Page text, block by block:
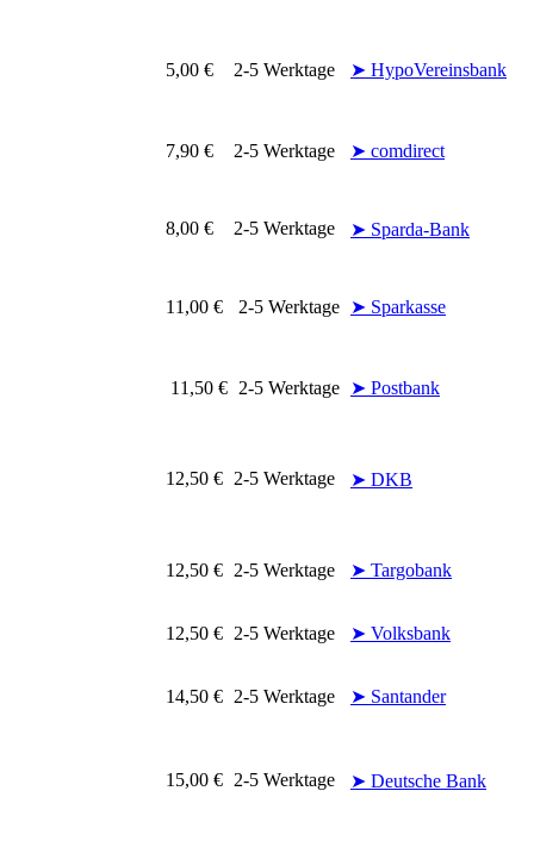
5,00 € 2-5 Werktage ➤ HypoVereinsbank
7,90 € 2-5 Werktage ➤ comdirect
8,00 € 2-5 Werktage ➤ Sparda-Bank
11,00 € 2-5 Werktage ➤ Sparkasse
11,50 € 2-5 Werktage ➤ Postbank
12,50 € 2-5 Werktage ➤ DKB
12,50 € 2-5 Werktage ➤ Targobank
12,50 € 2-5 Werktage ➤ Volksbank
14,50 € 2-5 Werktage ➤ Santander
15,00 € 2-5 Werktage ➤ Deutsche Bank